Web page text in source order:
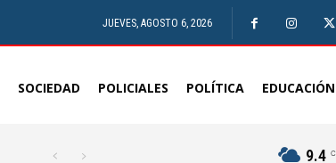
JUEVES, AGOSTO 6, 2026
SOCIEDAD POLICIALES POLÍTICA EDUCACIÓN
9.4 C